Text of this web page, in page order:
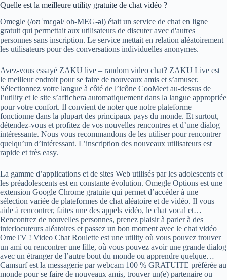
Quelle est la meilleure utility gratuite de chat vidéo ?
Omegle (/oʊˈmɛɡəl/ oh-MEG-əl) était un service de chat en ligne
gratuit qui permettait aux utilisateurs de discuter avec d'autres
personnes sans inscription. Le service mettait en relation aléatoirement
les utilisateurs pour des conversations individuelles anonymes.
Avez-vous essayé ZAKU live – random video chat? ZAKU Live est
le meilleur endroit pour se faire de nouveaux amis et s’amuser.
Sélectionnez votre langue à côté de l’icône CooMeet au-dessus de
l’utility et le site s’affichera automatiquement dans la langue appropriée
pour votre confort. Il convient de noter que notre plateforme
fonctionne dans la plupart des principaux pays du monde. Et surtout,
détendez-vous et profitez de vos nouvelles rencontres et d’une dialog
intéressante. Nous vous recommandons de les utiliser pour rencontrer
quelqu’un d’intéressant. L’inscription des nouveaux utilisateurs est
rapide et très easy.
La gamme d’applications et de sites Web utilisés par les adolescents et
les préadolescents est en constante évolution. Omegle Options est une
extension Google Chrome gratuite qui permet d’accéder à une
sélection variée de plateformes de chat aléatoire et de vidéo. Il vous
aide à rencontrer, faites une des appels vidéo, le chat vocal et…
Rencontrez de nouvelles personnes, prenez plaisir à parler à des
interlocuteurs aléatoires et passez un bon moment avec le chat vidéo
OmeTV ! Video Chat Roulette est une utility où vous pouvez trouver
un ami ou rencontrer une fille, où vous pouvez avoir une grande dialog
avec un étranger de l’autre bout du monde ou apprendre quelque…
Camsurf est la messagerie par webcam 100 % GRATUITE préférée au
monde pour se faire de nouveaux amis, trouver un(e) partenaire ou